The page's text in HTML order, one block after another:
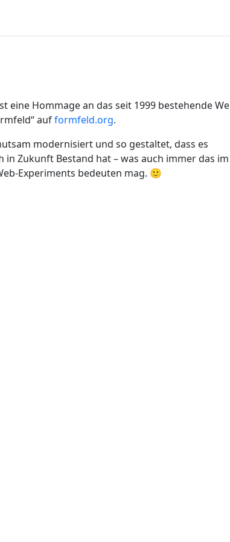
eine Hommage an das seit 1999 bestehende
aufformfeld.org.
modernisiert und so gestaltet, dass es
in Zukunft Bestand hat – was auch immer das im
Experiments bedeuten mag. 🙂